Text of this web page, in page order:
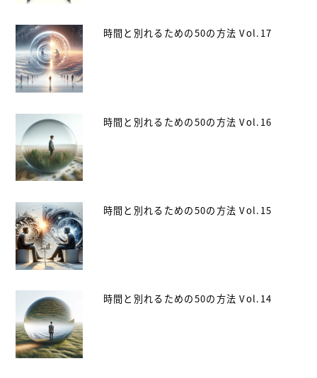
時間と別れるための50の方法 Vol.17
時間と別れるための50の方法 Vol.16
時間と別れるための50の方法 Vol.15
時間と別れるための50の方法 Vol.14